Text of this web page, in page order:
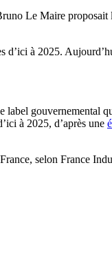
Le Maire proposait
à 2025.
label gouvernemental
à 2025, d’après une
selon France